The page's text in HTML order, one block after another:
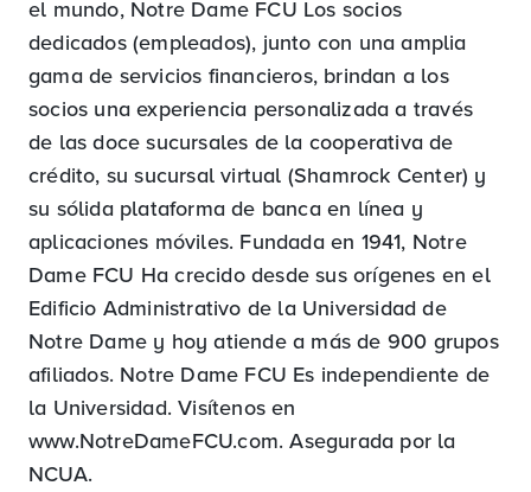
el mundo, Notre Dame FCU Los socios
dedicados (empleados), junto con una amplia
gama de servicios financieros, brindan a los
socios una experiencia personalizada a través
de las doce sucursales de la cooperativa de
crédito, su sucursal virtual (Shamrock Center) y
su sólida plataforma de banca en línea y
aplicaciones móviles. Fundada en 1941, Notre
Dame FCU Ha crecido desde sus orígenes en el
Edificio Administrativo de la Universidad de
Notre Dame y hoy atiende a más de 900 grupos
afiliados. Notre Dame FCU Es independiente de
la Universidad. Visítenos en
www.NotreDameFCU.com. Asegurada por la
NCUA.